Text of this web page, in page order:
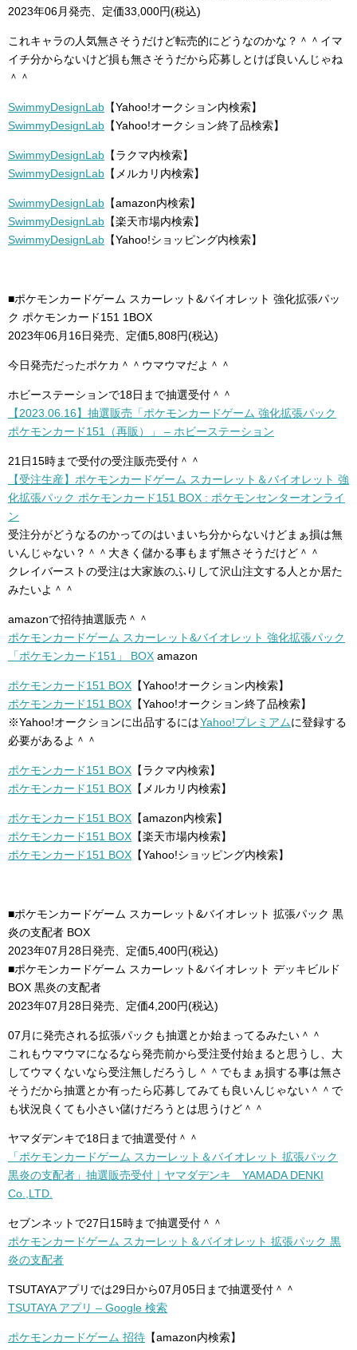
2023年06月発売、定価33,000円(税込)
これキャラの人気無さそうだけど転売的にどうなのかな？＾＾イマ
イチ分からないけど損も無さそうだから応募しとけば良いんじゃね
＾＾
SwimmyDesignLab 【Yahoo!オークション内検索】
SwimmyDesignLab 【Yahoo!オークション終了品検索】
SwimmyDesignLab 【ラクマ内検索】
SwimmyDesignLab 【メルカリ内検索】
SwimmyDesignLab 【amazon内検索】
SwimmyDesignLab 【楽天市場内検索】
SwimmyDesignLab 【Yahoo!ショッピング内検索】
■ポケモンカードゲーム スカーレット&バイオレット 強化拡張パッ
ク ポケモンカード151 1BOX
2023年06月16日発売、定価5,808円(税込)
今日発売だったポケカ＾＾ウマウマだよ＾＾
ホビーステーションで18日まで抽選受付＾＾
【2023.06.16】抽選販売「ポケモンカードゲーム 強化拡張パック
ポケモンカード151（再販）」 – ホビーステーション
21日15時まで受付の受注販売受付＾＾
【受注生産】ポケモンカードゲーム スカーレット＆バイオレット 強
化拡張パック ポケモンカード151 BOX : ポケモンセンターオンライ
ン
受注分がどうなるのかってのはいまいち分からないけどまぁ損は無
いんじゃない？＾＾大きく儲かる事もまず無さそうだけど＾＾
クレイバーストの受注は大家族のふりして沢山注文する人とか居た
みたいよ＾＾
amazonで招待抽選販売＾＾
ポケモンカードゲーム スカーレット&バイオレット 強化拡張パック
「ポケモンカード151」 BOX amazon
ポケモンカード151 BOX 【Yahoo!オークション内検索】
ポケモンカード151 BOX 【Yahoo!オークション終了品検索】
※Yahoo!オークションに出品するにはYahoo!プレミアムに登録する
必要があるよ＾＾
ポケモンカード151 BOX 【ラクマ内検索】
ポケモンカード151 BOX 【メルカリ内検索】
ポケモンカード151 BOX 【amazon内検索】
ポケモンカード151 BOX 【楽天市場内検索】
ポケモンカード151 BOX 【Yahoo!ショッピング内検索】
■ポケモンカードゲーム スカーレット&バイオレット 拡張パック 黒
炎の支配者 BOX
2023年07月28日発売、定価5,400円(税込)
■ポケモンカードゲーム スカーレット&バイオレット デッキビルド
BOX 黒炎の支配者
2023年07月28日発売、定価4,200円(税込)
07月に発売される拡張パックも抽選とか始まってるみたい＾＾
これもウマウマになるなら発売前から受注受付始まると思うし、大
してウマくないなら受注無しだろうし＾＾でもまぁ損する事は無さ
そうだから抽選とか有ったら応募してみても良いんじゃない＾＾で
も状況良くても小さい儲けだろうとは思うけど＾＾
ヤマダデンキで18日まで抽選受付＾＾
「ポケモンカードゲーム スカーレット＆バイオレット 拡張パック
黒炎の支配者」抽選販売受付｜ヤマダデンキ YAMADA DENKI
Co.,LTD.
セブンネットで27日15時まで抽選受付＾＾
ポケモンカードゲーム スカーレット＆バイオレット 拡張パック 黒
炎の支配者
TSUTAYAアプリでは29日から07月05日まで抽選受付＾＾
TSUTAYA アプリ – Google 検索
ポケモンカードゲーム 招待 【amazon内検索】